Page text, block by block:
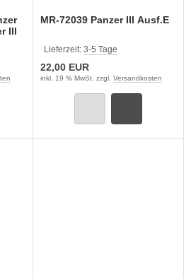
III
MR-72039 Panzer III Ausf.E
Lieferzeit: 3-5 Tage
22,00 EUR
inkl. 19 % MwSt. zzgl. Versandkosten